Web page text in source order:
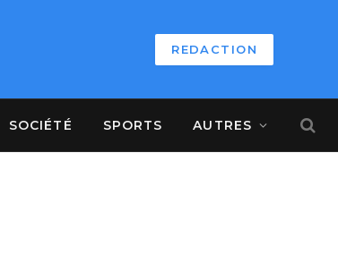
REDACTION
SOCIÉTÉ SPORTS AUTRES